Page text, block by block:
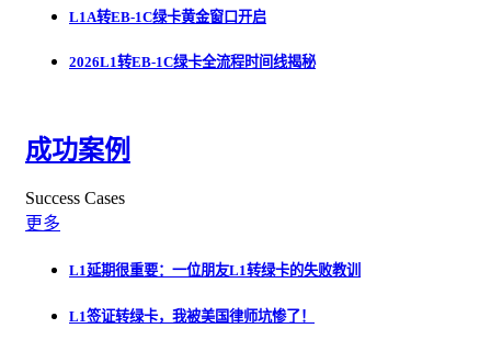
L1A转EB-1C绿卡黄金窗口开启
2026L1转EB-1C绿卡全流程时间线揭秘
成功案例
Success Cases
更多
L1延期很重要：一位朋友L1转绿卡的失败教训
L1签证转绿卡，我被美国律师坑惨了！